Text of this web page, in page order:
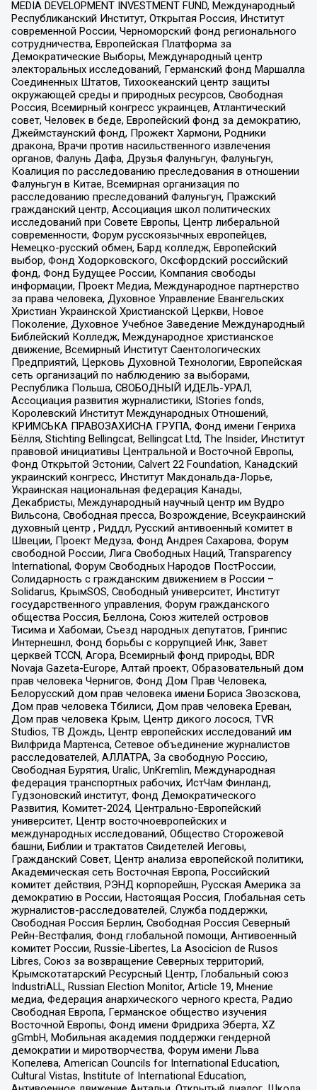
MEDIA DEVELOPMENT INVESTMENT FUND, Международный
Республиканский Институт, Открытая Россия, Институт
современной России, Черноморский фонд регионального
сотрудничества, Европейская Платформа за
Демократические Выборы, Международный центр
электоральных исследований, Германский фонд Маршалла
Соединенных Штатов, Тихоокеанский центр защиты
окружающей среды и природных ресурсов, Свободная
Россия, Всемирный конгресс украинцев, Атлантический
совет, Человек в беде, Европейский фонд за демократию,
Джеймстаунский фонд, Прожект Хармони, Родники
дракона, Врачи против насильственного извлечения
органов, Фалунь Дафа, Друзья Фалуньгун, Фалуньгун,
Коалиция по расследованию преследования в отношении
Фалуньгун в Китае, Всемирная организация по
расследованию преследований Фалуньгун, Пражский
гражданский центр, Ассоциация школ политических
исследований при Совете Европы, Центр либеральной
современности, Форум русскоязычных европейцев,
Немецко-русский обмен, Бард колледж, Европейский
выбор, Фонд Ходорковского, Оксфордский российский
фонд, Фонд Будущее России, Компания свободы
информации, Проект Медиа, Международное партнерство
за права человека, Духовное Управление Евангельских
Христиан Украинской Христианской Церкви, Новое
Поколение, Духовное Учебное Заведение Международный
Библейский Колледж, Международное христианское
движение, Всемирный Институт Саентологических
Предприятий, Церковь Духовной Технологии, Европейская
сеть организаций по наблюдению за выборами,
Республика Польша, СВОБОДНЫЙ ИДЕЛЬ-УРАЛ,
Ассоциация развития журналистики, IStories fonds,
Королевский Институт Международных Отношений,
КРИМСЬКА ПРАВОЗАХИСНА ГРУПА, Фонд имени Генриха
Бёлля, Stichting Bellingcat, Bellingcat Ltd, The Insider, Институт
правовой инициативы Центральной и Восточной Европы,
Фонд Открытой Эстонии, Calvert 22 Foundation, Канадский
украинский конгресс, Институт Макдональда-Лорье,
Украинская национальная федерация Канады,
Декабристы, Международный научный центр им Вудро
Вильсона, Свободная пресса, Возрождение, Всеукраинский
духовный центр , Риддл, Русский антивоенный комитет в
Швеции, Проект Медуза, Фонд Андрея Сахарова, Форум
свободной России, Лига Свободных Наций, Transparеncy
International, Форум Свободных Народов ПостРоссии,
Солидарность с гражданским движением в России –
Solidarus, КрымSOS, Свободный университет, Институт
государственного управления, Форум гражданского
общества Россия, Беллона, Союз жителей островов
Тисима и Хабомаи, Съезд народных депутатов, Гринпис
Интернешнл, Фонд борьбы с коррупцией Инк, Завет
церквей TCCN, Агора, Всемирный фонд природы, BDR
Novaja Gazeta-Europe, Алтай проект, Образовательный дом
прав человека Чернигов, Фонд Дом Прав Человека,
Белорусский дом прав человека имени Бориса Звозскова,
Дом прав человека Тбилиси, Дом прав человека Ереван,
Дом прав человека Крым, Центр дикого лосося, TVR
Studios, ТВ Дождь, Центр европейских исследований им
Вилфрида Мартенса, Сетевое объединение журналистов
расследователей, АЛЛАТРА, За свободную Россию,
Свободная Бурятия, Uralic, UnKremlin, Международная
федерация транспортных рабочих, ИстЧам Финланд,
Гудзоновский институт, Фонд Демократического
Развития, Комитет-2024, Центрально-Европейский
университет, Центр восточноевропейских и
международных исследований, Общество Сторожевой
башни, Библии и трактатов Свидетелей Иеговы,
Гражданский Совет, Центр анализа европейской политики,
Академическая сеть Восточная Европа, Российский
комитет действия, РЭНД корпорейшн, Русская Америка за
демократию в России, Настоящая Россия, Глобальная сеть
журналистов-расследователей, Служба поддержки,
Свободная Россия Берлин, Свободная Россия Северный
Рейн-Вестфалия, Фонд глобальной помощи, Антивоенный
комитет России, Russie-Libertes, La Asocicion de Rusos
Libres, Союз за возвращение Северных территорий,
Крымскотатарский Ресурсный Центр, Глобальный союз
IndustriALL, Russian Election Monitor, Article 19, Мнение
медиа, Федерация анархического черного креста, Радио
Свободная Европа, Германское общество изучения
Восточной Европы, Фонд имени Фридриха Эберта, XZ
gGmbH, Мобильная академия поддержки гендерной
демократии и миротворчества, Форум имени Льва
Копелева, American Councils for International Education,
Cultural Vistas, Institute of International Education,